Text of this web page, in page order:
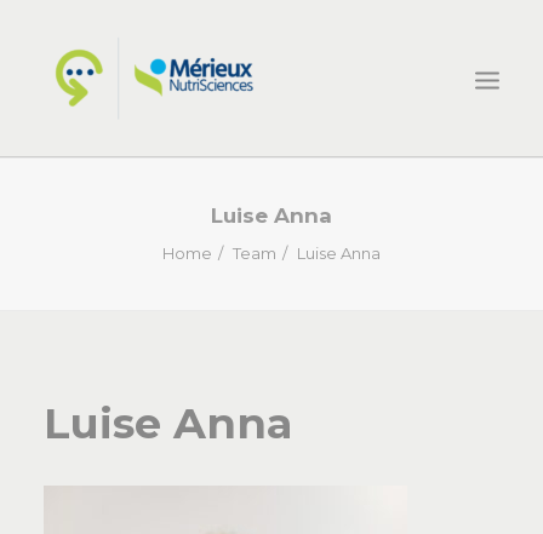
CONTATTI
Luise Anna
Home Team Luise Anna
Luise Anna